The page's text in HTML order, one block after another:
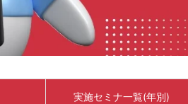
実施セミナ一覧(年別)